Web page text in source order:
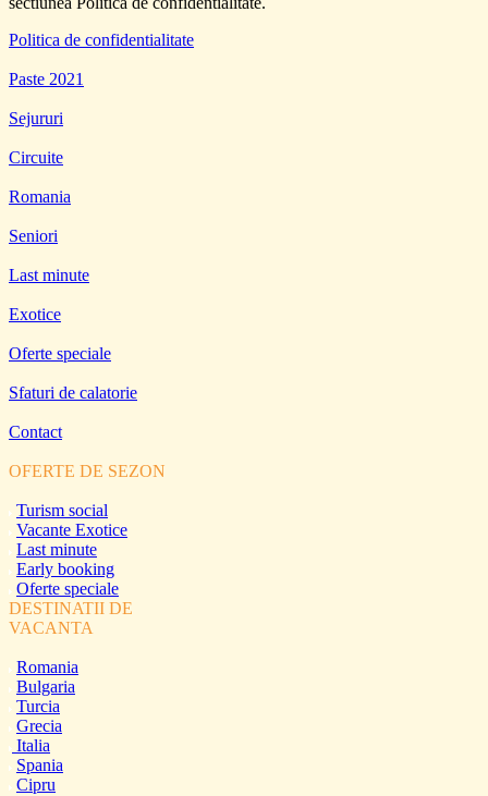
Politica de confidentialitate
Paste 2021
Sejururi
Circuite
Romania
Seniori
Last minute
Exotice
Oferte speciale
Sfaturi de calatorie
Contact
OFERTE DE SEZON
Turism social
Vacante Exotice
Last minute
Early booking
Oferte speciale
DESTINATII DE
VACANTA
Romania
Bulgaria
Turcia
Grecia
Italia
Spania
Cipru